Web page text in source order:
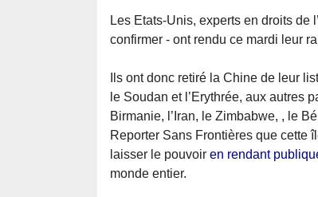
Les Etats-Unis, experts en droits de
confirmer - ont rendu ce mardi leur
Ils ont donc retiré la Chine de leur
le Soudan et l’Erythrée, aux autres
Birmanie, l’Iran, le Zimbabwe, , le
Reporter Sans Frontières que cette
laisser le pouvoir en rendant
monde entier.